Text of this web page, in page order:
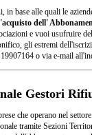
base alle quali le
dell'
e vuoi usufruire
gli estremi
o via e-mail
Gestori
che operano nel
tramite Sezioni